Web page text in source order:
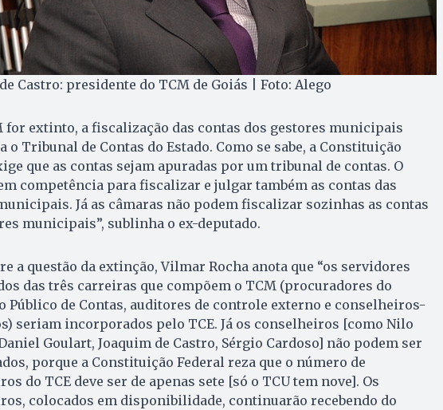
Castro: presidente do TCM de Goiás | Foto: Alego
for extinto, a fiscalização das contas dos gestores municipais
o Tribunal de Contas do Estado. Como se sabe, a Constituição
que as contas sejam apuradas por um tribunal de contas. O
competência para fiscalizar e julgar também as contas das
Já as câmaras não podem fiscalizar sozinhas as contas
municipais”, sublinha o ex-deputado.
a questão da extinção, Vilmar Rocha anota que “os servidores
das três carreiras que compõem o TCM (procuradores do
Público de Contas, auditores de controle externo e conselheiros-
seriam incorporados pelo TCE. Já os conselheiros [como Nilo
Goulart, Joaquim de Castro, Sérgio Cardoso] não podem ser
porque a Constituição Federal reza que o número de
do TCE deve ser de apenas sete [só o TCU tem nove]. Os
colocados em disponibilidade, continuarão recebendo do